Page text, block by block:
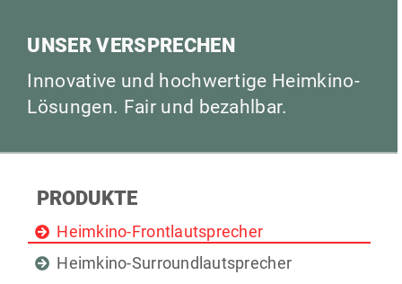
UNSER VERSPRECHEN
Innovative und hochwertige Heimkino-
Lösungen. Fair und bezahlbar.
PRODUKTE
Heimkino-Frontlautsprecher
Heimkino-Surroundlautsprecher